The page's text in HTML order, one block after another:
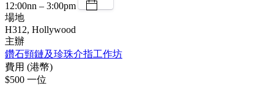
12:00nn – 3:00pm
場地
H312, Hollywood
主辦
鑽石頸鏈及珍珠介指工作坊
費用 (港幣)
$500 一位